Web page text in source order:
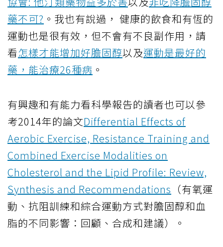
藥不可? 。我也有說過， 健康的飲食和有恆的
運動也是很有效，但不會有不良副作用，請
看怎樣才能增加好膽固醇以及運動是最好的
藥，能治療26種病 。
有興趣和有能力看科學報告的讀者也可以參
考2014年的論文Differential Effects of
Aerobic Exercise, Resistance Training and
Combined Exercise Modalities on
Cholesterol and the Lipid Profile: Review,
Synthesis and Recommendations （有氧運
動、抗阻訓練和綜合運動方式對膽固醇和血
脂的不同影響：回顧、合成和建議）。